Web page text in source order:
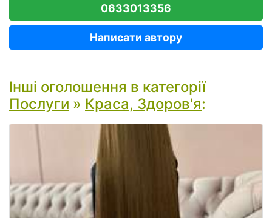
0633013356
Написати автору
Інші оголошення в категорії
Послуги » Краса, Здоров'я: